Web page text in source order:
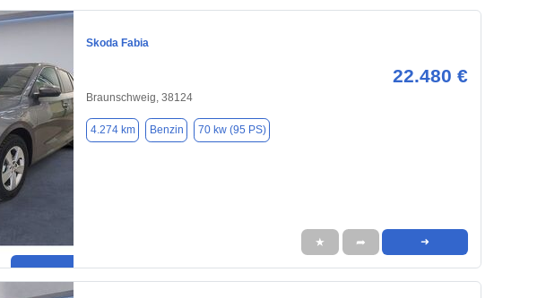
Skoda Fabia
22.480 €
Braunschweig, 38124
4.274 km Benzin 70 kw (95 PS)
★ ➦ ➜